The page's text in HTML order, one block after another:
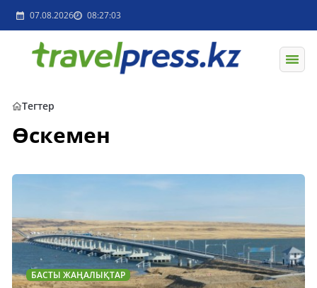
07.08.2026 08:27:03
Тегтер
Өскемен
БАСТЫ ЖАҢАЛЫҚТАР